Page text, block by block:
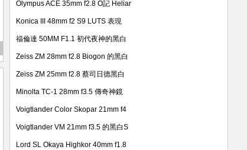
Olympus ACE 35mm f2.8 O記 Heliar
Konica III 48mm f2 S9 LUTS 表現
福倫達 50MM F1.1 初代夜神的黑白
Zeiss ZM 28mm f2.8 Biogon 的黑白
Zeiss ZM 25mm f2.8 蔡司日德黑白
Minolta TC-1 28mm f3.5 傳奇神鏡
Voigtlander Color Skopar 21mm f4
Voigtlander VM 21mm f3.5 的黑白S
Lord SL Okaya Highkor 40mm f1.8